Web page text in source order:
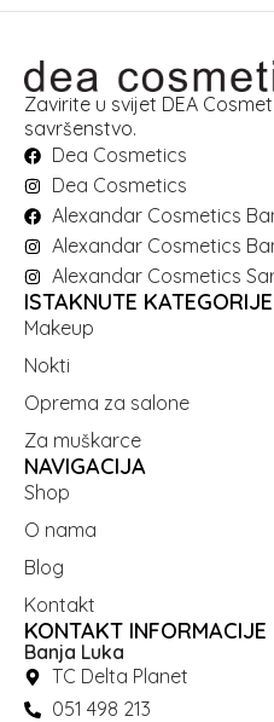
Zavirite u svijet DEA
savršenstvo.
Dea Cosmetics
Dea Cosmetics
Alexandar Cosmetics
Alexandar Cosmetics
Alexandar Cosmetics
ISTAKNUTE KATEGORIJE
Makeup
Nokti
Oprema za salone
Za muškarce
NAVIGACIJA
Shop
O nama
Blog
Kontakt
KONTAKT INFORMACIJE
Banja Luka
TC Delta Planet
051 498 213